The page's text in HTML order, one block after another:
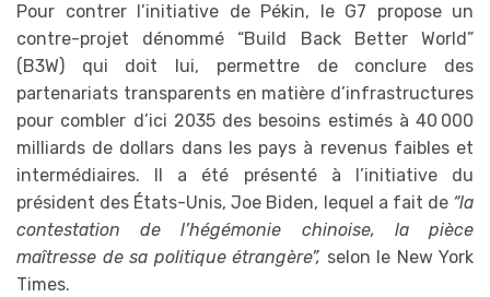
Pour contrer l’initiative de Pékin, le G7 propose un
contre-projet dénommé “Build Back Better World”
(B3W) qui doit lui, permettre de conclure des
partenariats transparents en matière d’infrastructures
pour combler d’ici 2035 des besoins estimés à 40 000
milliards de dollars dans les pays à revenus faibles et
intermédiaires. Il a été présenté à l’initiative du
président des États-Unis, Joe Biden, lequel a fait de “la
contestation de l’hégémonie chinoise, la pièce
maîtresse de sa politique étrangère”, selon le New York
Times.